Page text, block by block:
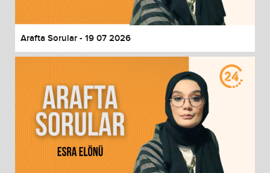
Arafta Sorular - 19 07 2026